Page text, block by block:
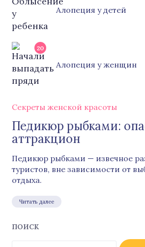
Алопеция у детей
20
Алопеция у женщин
Секреты женской красоты
Педикюр рыбками:
аттракцион
Педикюр рыбками — извечное
туристов, вне зависимости от
отдыха.
Читать далее
ПОИСК